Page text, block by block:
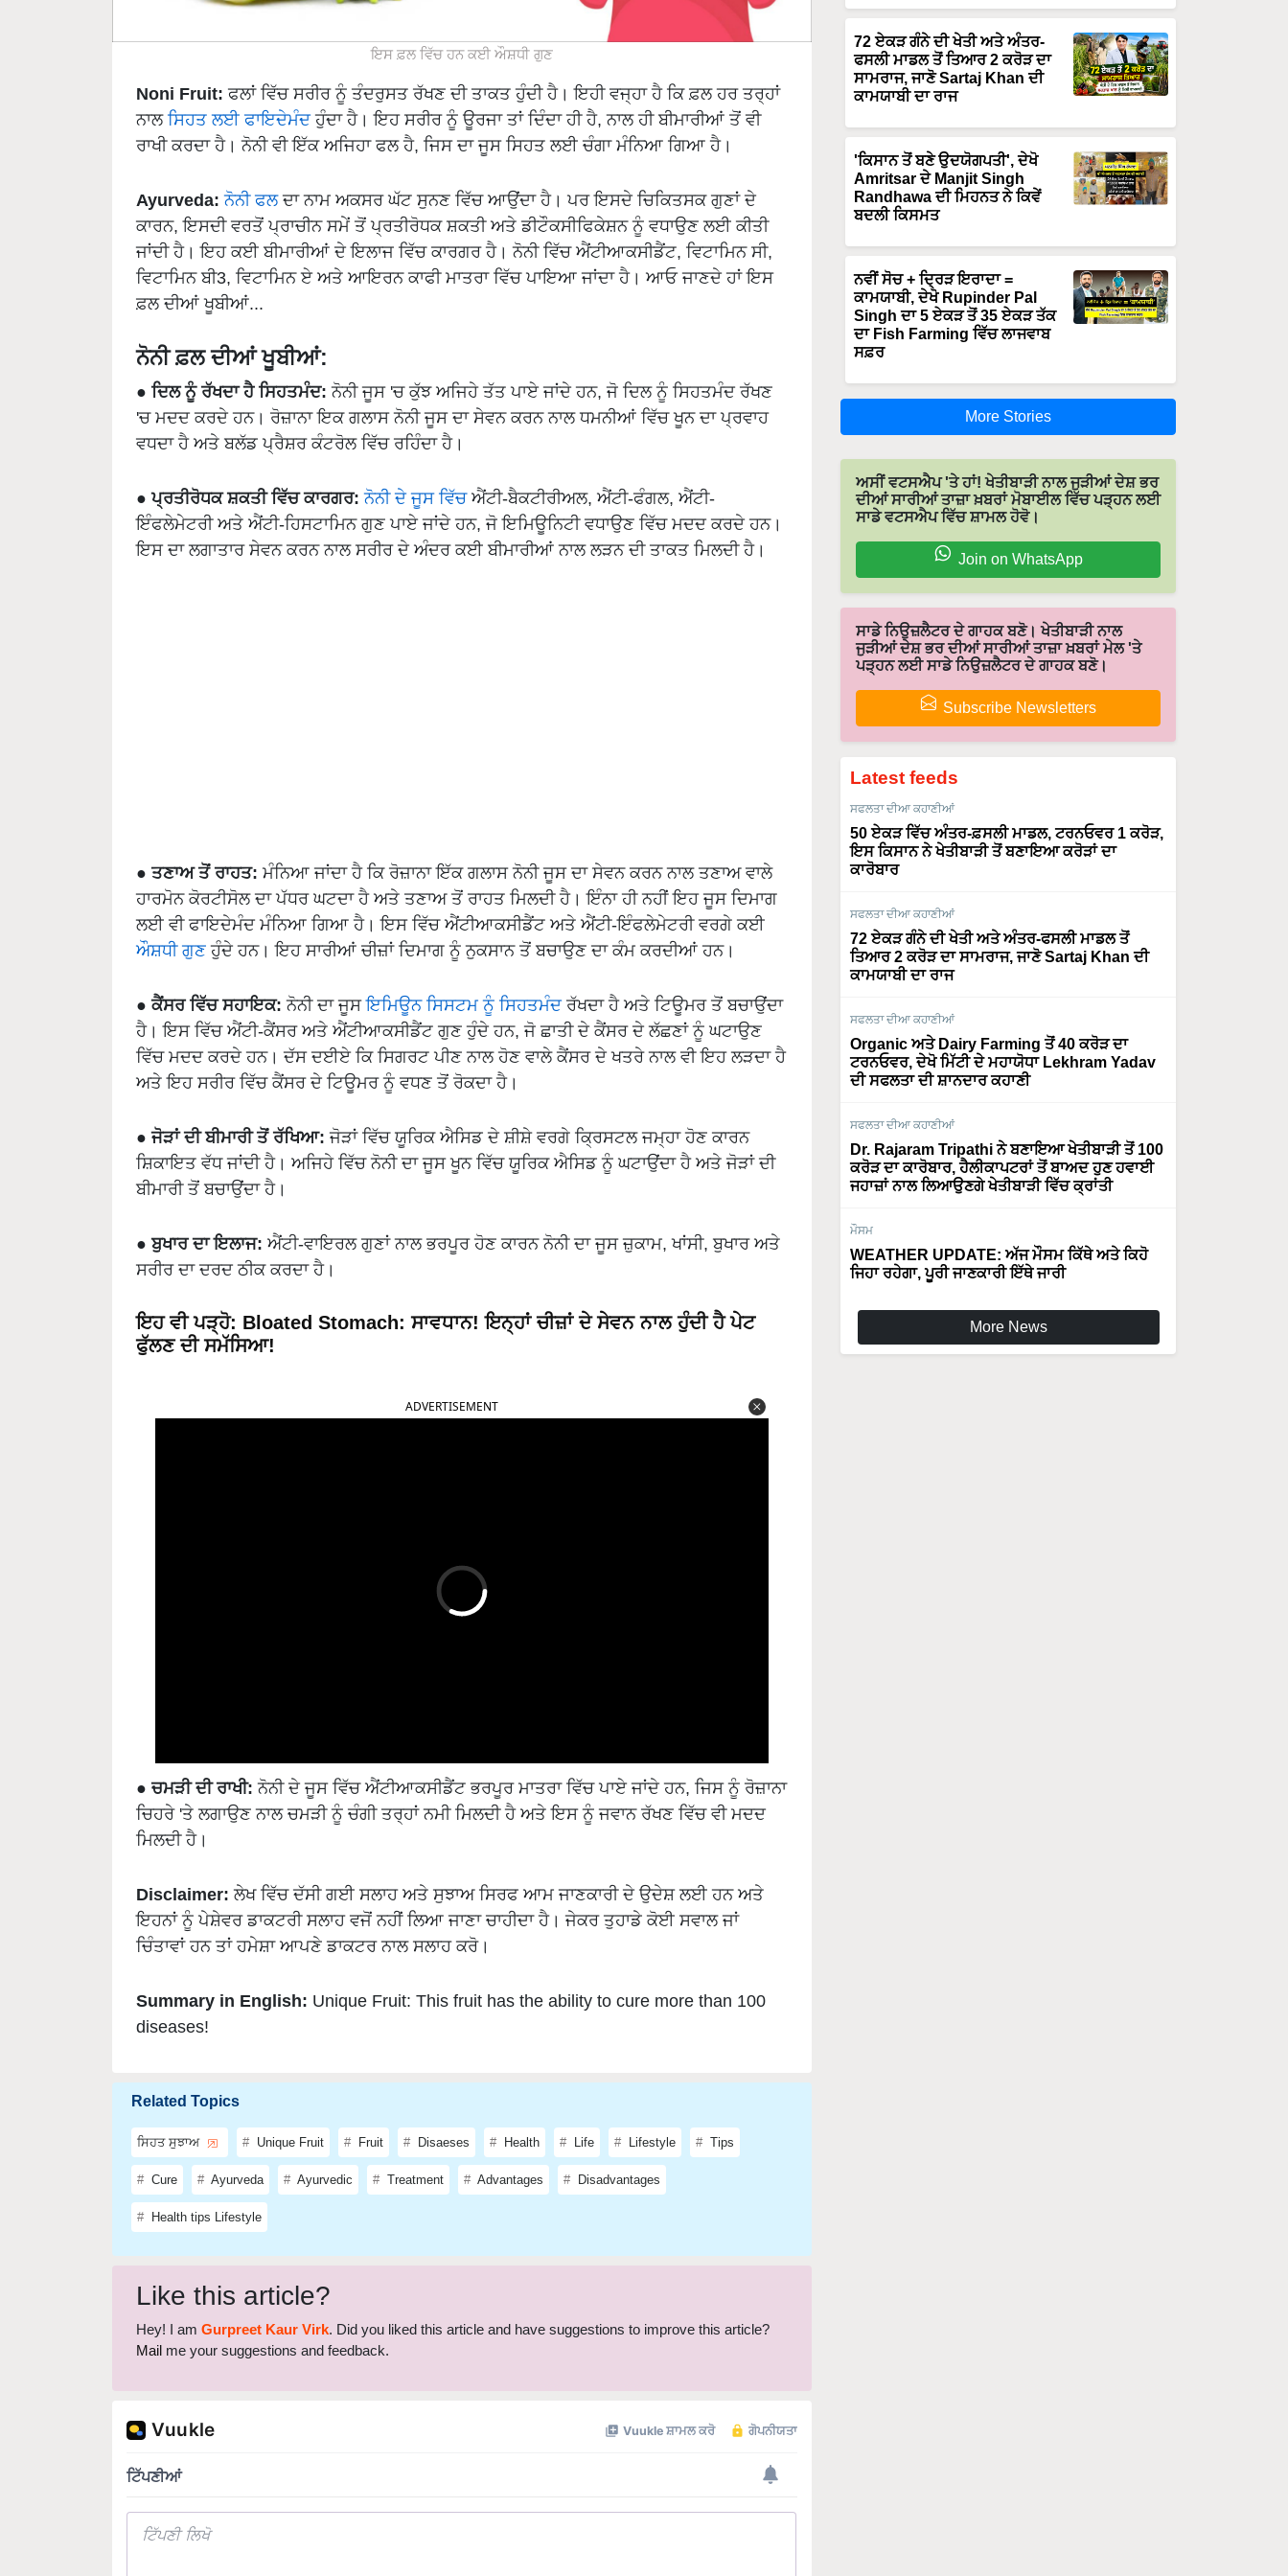
ਇਸ ਫ਼ਲ ਵਿੱਚ ਹਨ ਕਈ ਔਸ਼ਧੀ ਗੁਣ
Noni Fruit: ਫਲਾਂ ਵਿੱਚ ਸਰੀਰ ਨੂੰ ਤੰਦਰੁਸਤ ਰੱਖਣ ਦੀ ਤਾਕਤ ਹੁੰਦੀ ਹੈ। ਇਹੀ ਵਜ੍ਹਾ ਹੈ ਕਿ ਫ਼ਲ ਹਰ ਤਰ੍ਹਾਂ
ਨਾਲਸਿਹਤ ਲਈ ਫਾਇਦੇਮੰਦਹੁੰਦਾ ਹੈ। ਇਹ ਸਰੀਰ ਨੂੰ ਊਰਜਾ ਤਾਂ ਦਿੰਦਾ ਹੀ ਹੈ, ਨਾਲ ਹੀ ਬੀਮਾਰੀਆਂ ਤੋਂ ਵੀ
ਰਾਖੀ ਕਰਦਾ ਹੈ। ਨੋਨੀ ਵੀ ਇੱਕ ਅਜਿਹਾ ਫਲ ਹੈ, ਜਿਸ ਦਾ ਜੂਸ ਸਿਹਤ ਲਈ ਚੰਗਾ ਮੰਨਿਆ ਗਿਆ ਹੈ।
Ayurveda: ਨੋਨੀ ਫਲਦਾ ਨਾਮ ਅਕਸਰ ਘੱਟ ਸੁਨਣ ਵਿੱਚ ਆਉਂਦਾ ਹੈ। ਪਰ ਇਸਦੇ ਚਿਕਿਤਸਕ ਗੁਣਾਂ ਦੇ
ਕਾਰਨ, ਇਸਦੀ ਵਰਤੋਂ ਪ੍ਰਾਚੀਨ ਸਮੇਂ ਤੋਂ ਪ੍ਰਤੀਰੋਧਕ ਸ਼ਕਤੀ ਅਤੇ ਡੀਟੌਕਸੀਫਿਕੇਸ਼ਨ ਨੂੰ ਵਧਾਉਣ ਲਈ ਕੀਤੀ
ਜਾਂਦੀ ਹੈ। ਇਹ ਕਈ ਬੀਮਾਰੀਆਂ ਦੇ ਇਲਾਜ ਵਿੱਚ ਕਾਰਗਰ ਹੈ। ਨੋਨੀ ਵਿੱਚ ਐਂਟੀਆਕਸੀਡੈਂਟ, ਵਿਟਾਮਿਨ ਸੀ,
ਵਿਟਾਮਿਨ ਬੀ3, ਵਿਟਾਮਿਨ ਏ ਅਤੇ ਆਇਰਨ ਕਾਫੀ ਮਾਤਰਾ ਵਿੱਚ ਪਾਇਆ ਜਾਂਦਾ ਹੈ। ਆਓ ਜਾਣਦੇ ਹਾਂ ਇਸ
ਫ਼ਲ ਦੀਆਂ ਖੂਬੀਆਂ...
ਨੋਨੀ ਫ਼ਲ ਦੀਆਂ ਖੂਬੀਆਂ:
● ਦਿਲ ਨੂੰ ਰੱਖਦਾ ਹੈ ਸਿਹਤਮੰਦ: ਨੋਨੀ ਜੂਸ 'ਚ ਕੁੱਝ ਅਜਿਹੇ ਤੱਤ ਪਾਏ ਜਾਂਦੇ ਹਨ, ਜੋ ਦਿਲ ਨੂੰ ਸਿਹਤਮੰਦ ਰੱਖਣ
'ਚ ਮਦਦ ਕਰਦੇ ਹਨ। ਰੋਜ਼ਾਨਾ ਇਕ ਗਲਾਸ ਨੋਨੀ ਜੂਸ ਦਾ ਸੇਵਨ ਕਰਨ ਨਾਲ ਧਮਨੀਆਂ ਵਿੱਚ ਖੂਨ ਦਾ ਪ੍ਰਵਾਹ
ਵਧਦਾ ਹੈ ਅਤੇ ਬਲੱਡ ਪ੍ਰੈਸ਼ਰ ਕੰਟਰੋਲ ਵਿੱਚ ਰਹਿੰਦਾ ਹੈ।
●ਪ੍ਰਤੀਰੋਧਕ ਸ਼ਕਤੀ ਵਿੱਚ ਕਾਰਗਰ: ਨੋਨੀ ਦੇ ਜੂਸ ਵਿੱਚਐਂਟੀ-ਬੈਕਟੀਰੀਅਲ, ਐਂਟੀ-ਫੰਗਲ, ਐਂਟੀ-
ਇੰਫਲੇਮੇਟਰੀ ਅਤੇ ਐਂਟੀ-ਹਿਸਟਾਮਿਨ ਗੁਣ ਪਾਏ ਜਾਂਦੇ ਹਨ, ਜੋ ਇਮਿਊਨਿਟੀ ਵਧਾਉਣ ਵਿੱਚ ਮਦਦ ਕਰਦੇ ਹਨ।
ਇਸ ਦਾ ਲਗਾਤਾਰ ਸੇਵਨ ਕਰਨ ਨਾਲ ਸਰੀਰ ਦੇ ਅੰਦਰ ਕਈ ਬੀਮਾਰੀਆਂ ਨਾਲ ਲੜਨ ਦੀ ਤਾਕਤ ਮਿਲਦੀ ਹੈ।
●ਤਣਾਅ ਤੋਂ ਰਾਹਤ: ਮੰਨਿਆ ਜਾਂਦਾ ਹੈ ਕਿ ਰੋਜ਼ਾਨਾ ਇੱਕ ਗਲਾਸ ਨੋਨੀ ਜੂਸ ਦਾ ਸੇਵਨ ਕਰਨ ਨਾਲ ਤਣਾਅ ਵਾਲੇ
ਹਾਰਮੋਨ ਕੋਰਟੀਸੋਲ ਦਾ ਪੱਧਰ ਘਟਦਾ ਹੈ ਅਤੇ ਤਣਾਅ ਤੋਂ ਰਾਹਤ ਮਿਲਦੀ ਹੈ। ਇੰਨਾ ਹੀ ਨਹੀਂ ਇਹ ਜੂਸ ਦਿਮਾਗ
ਲਈ ਵੀ ਫਾਇਦੇਮੰਦ ਮੰਨਿਆ ਗਿਆ ਹੈ। ਇਸ ਵਿੱਚ ਐਂਟੀਆਕਸੀਡੈਂਟ ਅਤੇ ਐਂਟੀ-ਇੰਫਲੇਮੇਟਰੀ ਵਰਗੇ ਕਈ
ਔਸ਼ਧੀ ਗੁਣਹੁੰਦੇ ਹਨ। ਇਹ ਸਾਰੀਆਂ ਚੀਜ਼ਾਂ ਦਿਮਾਗ ਨੂੰ ਨੁਕਸਾਨ ਤੋਂ ਬਚਾਉਣ ਦਾ ਕੰਮ ਕਰਦੀਆਂ ਹਨ।
●ਕੈਂਸਰ ਵਿੱਚ ਸਹਾਇਕ: ਨੋਨੀ ਦਾ ਜੂਸਇਮਿਊਨ ਸਿਸਟਮ ਨੂੰ ਸਿਹਤਮੰਦਰੱਖਦਾ ਹੈ ਅਤੇ ਟਿਊਮਰ ਤੋਂ ਬਚਾਉਂਦਾ
ਹੈ। ਇਸ ਵਿੱਚ ਐਂਟੀ-ਕੈਂਸਰ ਅਤੇ ਐਂਟੀਆਕਸੀਡੈਂਟ ਗੁਣ ਹੁੰਦੇ ਹਨ, ਜੋ ਛਾਤੀ ਦੇ ਕੈਂਸਰ ਦੇ ਲੱਛਣਾਂ ਨੂੰ ਘਟਾਉਣ
ਵਿੱਚ ਮਦਦ ਕਰਦੇ ਹਨ। ਦੱਸ ਦਈਏ ਕਿ ਸਿਗਰਟ ਪੀਣ ਨਾਲ ਹੋਣ ਵਾਲੇ ਕੈਂਸਰ ਦੇ ਖਤਰੇ ਨਾਲ ਵੀ ਇਹ ਲੜਦਾ ਹੈ
ਅਤੇ ਇਹ ਸਰੀਰ ਵਿੱਚ ਕੈਂਸਰ ਦੇ ਟਿਊਮਰ ਨੂੰ ਵਧਣ ਤੋਂ ਰੋਕਦਾ ਹੈ।
●ਜੋੜਾਂ ਦੀ ਬੀਮਾਰੀ ਤੋਂ ਰੱਖਿਆ: ਜੋੜਾਂ ਵਿੱਚ ਯੂਰਿਕ ਐਸਿਡ ਦੇ ਸ਼ੀਸ਼ੇ ਵਰਗੇ ਕ੍ਰਿਸਟਲ ਜਮ੍ਹਾ ਹੋਣ ਕਾਰਨ
ਸ਼ਿਕਾਇਤ ਵੱਧ ਜਾਂਦੀ ਹੈ। ਅਜਿਹੇ ਵਿੱਚ ਨੋਨੀ ਦਾ ਜੂਸ ਖੂਨ ਵਿੱਚ ਯੂਰਿਕ ਐਸਿਡ ਨੂੰ ਘਟਾਉਂਦਾ ਹੈ ਅਤੇ ਜੋੜਾਂ ਦੀ
ਬੀਮਾਰੀ ਤੋਂ ਬਚਾਉਂਦਾ ਹੈ।
●ਬੁਖਾਰ ਦਾ ਇਲਾਜ: ਐਂਟੀ-ਵਾਇਰਲ ਗੁਣਾਂ ਨਾਲ ਭਰਪੂਰ ਹੋਣ ਕਾਰਨ ਨੋਨੀ ਦਾ ਜੂਸ ਜ਼ੁਕਾਮ, ਖਾਂਸੀ, ਬੁਖਾਰ ਅਤੇ
ਸਰੀਰ ਦਾ ਦਰਦ ਠੀਕ ਕਰਦਾ ਹੈ।
ਇਹ ਵੀ ਪੜ੍ਹੋ: Bloated Stomach: ਸਾਵਧਾਨ! ਇਨ੍ਹਾਂ ਚੀਜ਼ਾਂ ਦੇ ਸੇਵਨ ਨਾਲ ਹੁੰਦੀ ਹੈ ਪੇਟ
ਫੁੱਲਣ ਦੀ ਸਮੱਸਿਆ!
ਚਿਹਰੇ 'ਤੇ ਲਗਾਉਣ ਨਾਲ ਚਮੜੀ ਨੂੰ ਚੰਗੀ ਤਰ੍ਹਾਂ ਨਮੀ ਮਿਲਦੀ ਹੈ ਅਤੇ ਇਸ ਨੂੰ ਜਵਾਨ ਰੱਖਣ ਵਿੱਚ ਵੀ ਮਦਦ
ਮਿਲਦੀ ਹੈ।
ਇਹਨਾਂ ਨੂੰ ਪੇਸ਼ੇਵਰ ਡਾਕਟਰੀ ਸਲਾਹ ਵਜੋਂ ਨਹੀਂ ਲਿਆ ਜਾਣਾ ਚਾਹੀਦਾ ਹੈ। ਜੇਕਰ ਤੁਹਾਡੇ ਕੋਈ ਸਵਾਲ ਜਾਂ
ਚਿੰਤਾਵਾਂ ਹਨ ਤਾਂ ਹਮੇਸ਼ਾ ਆਪਣੇ ਡਾਕਟਰ ਨਾਲ ਸਲਾਹ ਕਰੋ।
diseases!
Cure Ayurveda Ayurvedic Treatment Advantages Disadvantages
Health tips Lifestyle
Like this article?
Hey! I am Gurpreet Kaur Virk. Did you liked this article and have suggestions to improve this article?
72 ਏਕੜ ਗੰਨੇ ਦੀ ਖੇਤੀ ਅਤੇ ਅੰਤਰ-
ਫਸਲੀ ਮਾਡਲ ਤੋਂ ਤਿਆਰ 2 ਕਰੋੜ ਦਾ
ਸਾਮਰਾਜ, ਜਾਣੋ Sartaj Khan ਦੀ
ਕਾਮਯਾਬੀ ਦਾ ਰਾਜ
'ਕਿਸਾਨ ਤੋਂ ਬਣੇ ਉਦਯੋਗਪਤੀ', ਦੇਖੋ
Amritsar ਦੇ Manjit Singh
Randhawa ਦੀ ਮਿਹਨਤ ਨੇ ਕਿਵੇਂ
ਬਦਲੀ ਕਿਸਮਤ
ਨਵੀਂ ਸੋਚ + ਦ੍ਰਿੜ ਇਰਾਦਾ =
ਕਾਮਯਾਬੀ, ਦੇਖੋ Rupinder Pal
Singh ਦਾ 5 ਏਕੜ ਤੋਂ 35 ਏਕੜ ਤੱਕ
ਦਾ Fish Farming ਵਿੱਚ ਲਾਜਵਾਬ
ਸਫ਼ਰ
More Stories
ਅਸੀਂ ਵਟਸਐਪ 'ਤੇ ਹਾਂ! ਖੇਤੀਬਾੜੀ ਨਾਲ ਜੁੜੀਆਂ ਦੇਸ਼ ਭਰ
ਦੀਆਂ ਸਾਰੀਆਂ ਤਾਜ਼ਾ ਖ਼ਬਰਾਂ ਮੋਬਾਈਲ ਵਿੱਚ ਪੜ੍ਹਨ ਲਈ
ਸਾਡੇ ਵਟਸਐਪ ਵਿੱਚ ਸ਼ਾਮਲ ਹੋਵੋ।
Join on WhatsApp
ਸਾਡੇ ਨਿਉਜ਼ਲੈਟਰ ਦੇ ਗਾਹਕ ਬਣੋ। ਖੇਤੀਬਾੜੀ ਨਾਲ
ਜੁੜੀਆਂ ਦੇਸ਼ ਭਰ ਦੀਆਂ ਸਾਰੀਆਂ ਤਾਜ਼ਾ ਖ਼ਬਰਾਂ ਮੇਲ 'ਤੇ
ਪੜ੍ਹਨ ਲਈ ਸਾਡੇ ਨਿਉਜ਼ਲੈਟਰ ਦੇ ਗਾਹਕ ਬਣੋ।
Subscribe Newsletters
Latest feeds
ਸਫਲਤਾ ਦੀਆ ਕਹਾਣੀਆਂ
50 ਏਕੜ ਵਿੱਚ ਅੰਤਰ-ਫ਼ਸਲੀ ਮਾਡਲ, ਟਰਨਓਵਰ 1 ਕਰੋੜ,
ਇਸ ਕਿਸਾਨ ਨੇ ਖੇਤੀਬਾੜੀ ਤੋਂ ਬਣਾਇਆ ਕਰੋੜਾਂ ਦਾ
ਕਾਰੋਬਾਰ
ਸਫਲਤਾ ਦੀਆ ਕਹਾਣੀਆਂ
72 ਏਕੜ ਗੰਨੇ ਦੀ ਖੇਤੀ ਅਤੇ ਅੰਤਰ-ਫਸਲੀ ਮਾਡਲ ਤੋਂ
ਤਿਆਰ 2 ਕਰੋੜ ਦਾ ਸਾਮਰਾਜ, ਜਾਣੋ Sartaj Khan ਦੀ
ਕਾਮਯਾਬੀ ਦਾ ਰਾਜ
ਸਫਲਤਾ ਦੀਆ ਕਹਾਣੀਆਂ
Organic ਅਤੇ Dairy Farming ਤੋਂ 40 ਕਰੋੜ ਦਾ
ਟਰਨਓਵਰ, ਦੇਖੋ ਮਿੱਟੀ ਦੇ ਮਹਾਯੋਧਾ Lekhram Yadav
ਦੀ ਸਫਲਤਾ ਦੀ ਸ਼ਾਨਦਾਰ ਕਹਾਣੀ
ਸਫਲਤਾ ਦੀਆ ਕਹਾਣੀਆਂ
Dr. Rajaram Tripathi ਨੇ ਬਣਾਇਆ ਖੇਤੀਬਾੜੀ ਤੋਂ 100
ਕਰੋੜ ਦਾ ਕਾਰੋਬਾਰ, ਹੈਲੀਕਾਪਟਰਾਂ ਤੋਂ ਬਾਅਦ ਹੁਣ ਹਵਾਈ
ਜਹਾਜ਼ਾਂ ਨਾਲ ਲਿਆਉਣਗੇ ਖੇਤੀਬਾੜੀ ਵਿੱਚ ਕ੍ਰਾਂਤੀ
ਮੌਸਮ
WEATHER UPDATE: ਅੱਜ ਮੌਸਮ ਕਿੱਥੇ ਅਤੇ ਕਿਹੋ
ਜਿਹਾ ਰਹੇਗਾ, ਪੂਰੀ ਜਾਣਕਾਰੀ ਇੱਥੇ ਜਾਰੀ
More News